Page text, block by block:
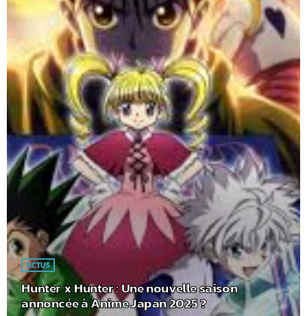
ACTUS
Hunter x Hunter : Une nouvelle saison
annoncée à Anime Japan 2025 ?